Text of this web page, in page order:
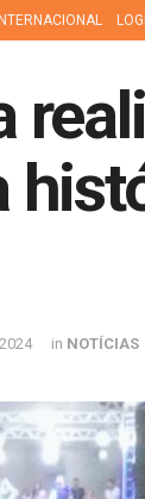
INTERNACIONAL
in NOTÍCIAS